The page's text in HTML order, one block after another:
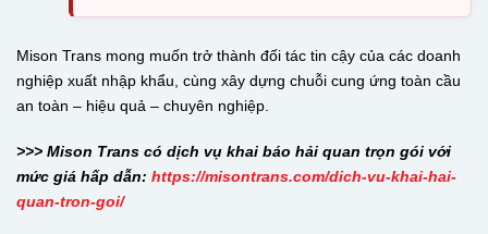
Mison Trans mong muốn trở thành đối tác tin cậy của các doanh
nghiệp xuất nhập khẩu, cùng xây dựng chuỗi cung ứng toàn cầu
an toàn – hiệu quả – chuyên nghiệp.
>>> Mison Trans có dịch vụ khai báo hải quan trọn gói với
mức giá hấp dẫn: https://misontrans.com/dich-vu-khai-hai-
quan-tron-goi/